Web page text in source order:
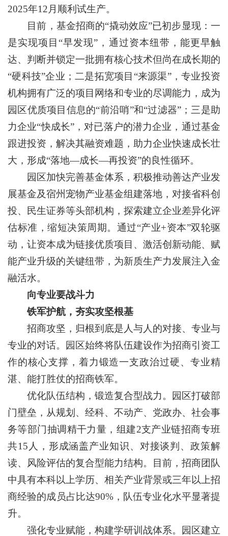
2025年12月顺利试生产。
目前，基金招商的“撬动效应”已初步显现：一
是实现项目“早发现”，通过资本纽带，能更早触
达、判断并锁定一批拥有核心技术但尚在成长期的
“硬科技”企业；二是拓宽项目“来源渠”，专业投资
机构拥有广泛的项目网络和专业的尽调能力，成为
园区优质项目信息的“前沿哨”和“过滤器”；三是助
力企业“快成长”，对已落户的潜力企业，通过基金
跟进投资，解决其融资难题，助力企业快速成长壮
大，形成“落地—成长—再投资”的良性循环。
园区加快完善基金体系，积极推动善达产业发
展基金及宿州宠物产业基金组建落地，对接省科创
投、民生证券等头部机构，探索建立企业差异化评
估标准，缩短决策周期。通过“产业+资本”双轮驱
动，让资本成为链接优质项目、激活创新动能、赋
能产业升级的关键纽带，为新质生产力发展注入金
融活水。
向专业要战斗力
铁军护航，夯实攻坚根基
招商攻坚，归根到底是人与人的对接、专业与
专业的对话。园区始终将队伍建设作为招商引资工
作的核心支撑，着力锻造一支政治过硬、专业精
湛、能打胜仗的招商铁军。
优化队伍结构，锻造复合型战力。园区打破部
门壁垒，从规划、经科、不动产、党政办、社会事
务等部门抽调精干力量，组建2支产业链招商专班
共15人，形成涵盖产业知识、对接谈判、政策解
读、风险评估的复合型能力结构。目前，招商团队
中具有本科以上学历、相关产业背景或三年以上招
商经验的成员占比达90%，队伍专业化水平显著提
升。
强化专业赋能，构建学研训战体系。园区建立